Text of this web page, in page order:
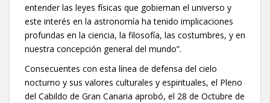
entender las leyes físicas que gobiernan el universo y
este interés en la astronomía ha tenido implicaciones
profundas en la ciencia, la filosofía, las costumbres, y en
nuestra concepción general del mundo”.
Consecuentes con esta línea de defensa del cielo
nocturno y sus valores culturales y espirituales, el Pleno
del Cabildo de Gran Canaria aprobó, el 28 de Octubre de